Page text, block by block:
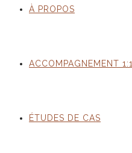
À PROPOS
ACCOMPAGNEMENT 1:1
ÉTUDES DE CAS